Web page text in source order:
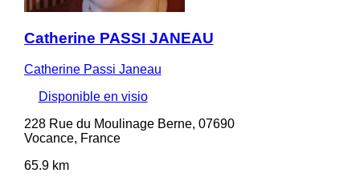
Catherine PASSI JANEAU
Catherine Passi Janeau
Disponible en visio
228 Rue du Moulinage Berne, 07690
Vocance, France
65.9 km